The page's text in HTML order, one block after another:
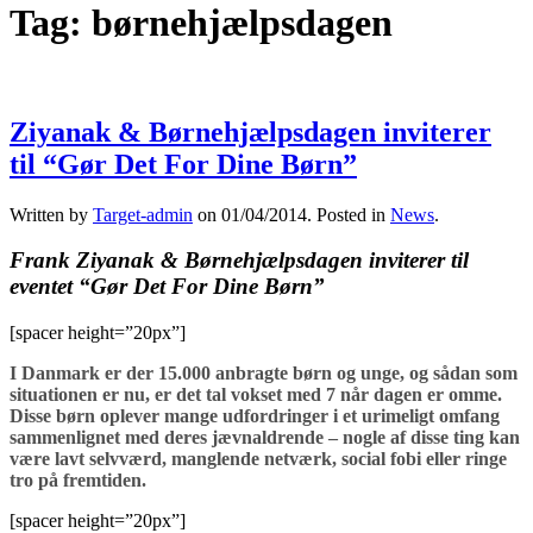
Tag: børnehjælpsdagen
Ziyanak & Børnehjælpsdagen inviterer
til “Gør Det For Dine Børn”
Written by Target-admin on 01/04/2014. Posted in News.
Frank Ziyanak & Børnehjælpsdagen inviterer til
eventet “Gør Det For Dine Børn”
[spacer height=”20px”]
I Danmark er der 15.000 anbragte børn og unge, og sådan som
situationen er nu, er det tal vokset med 7 når dagen er omme.
Disse børn oplever mange udfordringer i et urimeligt omfang
sammenlignet med deres jævnaldrende – nogle af disse ting kan
være lavt selvværd, manglende netværk, social fobi eller ringe
tro på fremtiden.
[spacer height=”20px”]